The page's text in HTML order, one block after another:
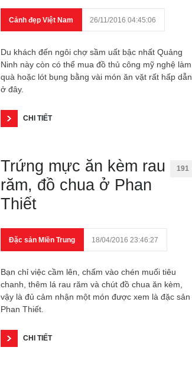
Cảnh đẹp Việt Nam 26/11/2016 04:45:06
Du khách đến ngôi chợ sầm uất bậc nhất Quảng
Ninh này còn có thể mua đồ thủ công mỹ nghệ làm
quà hoặc lót bụng bằng vài món ăn vặt rất hấp dẫn
ở đây.
CHI TIẾT
Trứng mực ăn kèm rau
răm, đồ chua ở Phan
Thiết
191
Đặc sản Miền Trung 18/04/2016 23:46:27
Bạn chỉ việc cầm lên, chấm vào chén muối tiêu
chanh, thêm lá rau răm và chút đồ chua ăn kèm,
vậy là đủ cảm nhận một món được xem là đặc sản
Phan Thiết.
CHI TIẾT